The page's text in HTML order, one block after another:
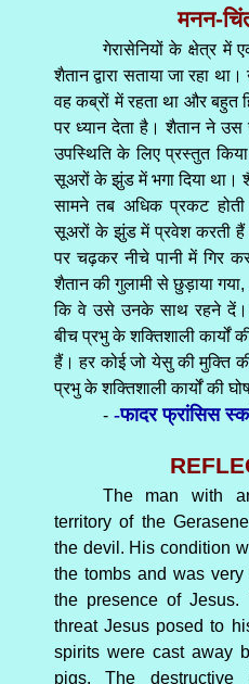
मनन-
गेरासेनियों के क्षेत्र में
शैतान द्वारा सताया जा रहा
वह कब्रों में रहता था और
पर ध्यान देता है। शैतान ने
उपस्थिति के लिए प्रस्तुत
सूअरों के झुंड में भगा दिया था।
सामने तब अधिक प्रकट
सूअरों के झुंड में प्रवेश करती
पर चढ़कर नीचे पानी में गिर
शैतान की गुलामी से छुड़ाया
कि वे उसे उनके साथ रहने
बीच प्रभु के शक्तिशाली कार्यों
हैं। हर कोई जो येसु की मुक्ति
प्रभु के शक्तिशाली कार्यों की
--फादर फ्रांसिस
The man with
territory of the
the devil. His condition
the tombs and was
the presence of
threat Jesus posed to
spirits were cast away
pigs. The